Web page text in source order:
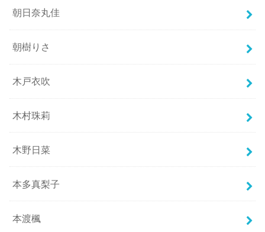
朝日奈丸佳
朝樹りさ
木戸衣吹
木村珠莉
木野日菜
本多真梨子
本渡楓